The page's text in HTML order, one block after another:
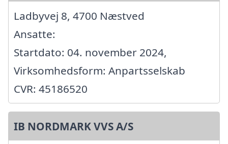
Ladbyvej 8, 4700 Næstved
Ansatte:
Startdato: 04. november 2024,
Virksomhedsform: Anpartsselskab
CVR: 45186520
IB NORDMARK VVS A/S